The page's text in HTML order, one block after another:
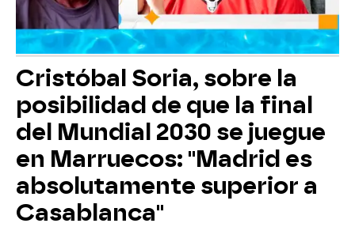
Cristóbal Soria, sobre la
posibilidad de que la final
del Mundial 2030 se juegue
en Marruecos: "Madrid es
absolutamente superior a
Casablanca"